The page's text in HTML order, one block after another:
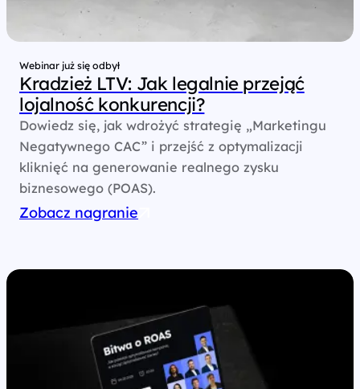
Webinar już się odbył
Kradzież LTV: Jak legalnie przejąć
lojalność konkurencji?
Dowiedz się, jak wdrożyć strategię „Marketingu
Negatywnego CAC” i przejść z optymalizacji
kliknięć na generowanie realnego zysku
biznesowego (POAS).
Zobacz nagranie